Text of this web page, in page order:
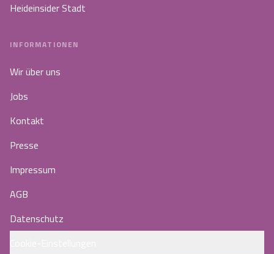
Heideinsider Stadt
INFORMATIONEN
Wir über uns
Jobs
Kontakt
Presse
Impressum
AGB
Datenschutz